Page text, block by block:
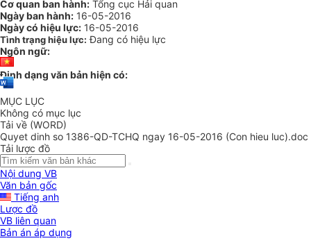
Cơ quan ban hành: Tổng cục Hải quan
Ngày ban hành: 16-05-2016
Ngày có hiệu lực: 16-05-2016
Tình trạng hiệu lực: Đang có hiệu lực
Ngôn ngữ:
Định dạng văn bản hiện có:
MỤC LỤC
Không có mục lục
Tải về (WORD)
Quyet dinh so 1386-QD-TCHQ ngay 16-05-2016 (Con hieu luc).doc
Tải lược đồ
Nội dung VB
Văn bản gốc
Tiếng anh
Lược đồ
VB liên quan
Bản án áp dụng